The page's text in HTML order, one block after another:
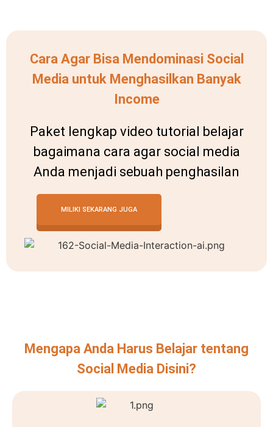
Cara Agar Bisa Mendominasi Social
Media untuk Menghasilkan Banyak
Income
Paket lengkap video tutorial belajar
bagaimana cara agar social media
Anda menjadi sebuah penghasilan
MILIKI SEKARANG JUGA
Mengapa Anda Harus Belajar tentang
Social Media Disini?